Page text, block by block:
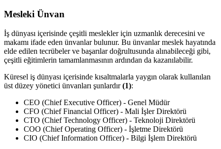
Mesleki Ünvan
İş dünyası içerisinde çeşitli meslekler için uzmanlık derecesini ve
makamı ifade eden ünvanlar bulunur. Bu ünvanlar meslek hayatında
elde edilen tecrübeler ve başarılar doğrultusunda alınabileceği gibi,
çeşitli eğitimlerin tamamlanmasının ardından da kazanılabilir.
Küresel iş dünyası içerisinde kısaltmalarla yaygın olarak kullanılan
üst düzey yönetici ünvanları şunlardır(1):
CEO (Chief Executive Officer) - Genel Müdür
CFO (Chief Financial Officer) - Mali İşler Direktörü
CTO (Chief Technology Officer) - Teknoloji Direktörü
COO (Chief Operating Officer) - İşletme Direktörü
CIO (Chief Information Officer) - Bilgi İşlem Direktörü